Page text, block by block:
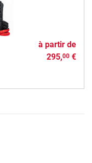
à partir de
295,00€